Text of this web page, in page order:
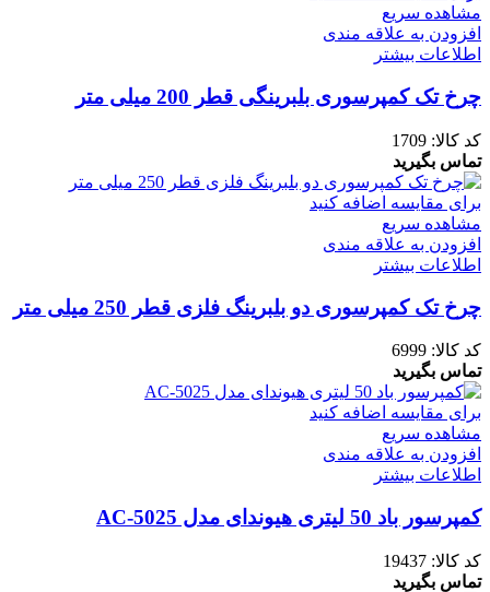
مشاهده سریع
افزودن به علاقه مندی
اطلاعات بیشتر
چرخ تک کمپرسوری بلبرینگی قطر 200 میلی متر
کد کالا: 1709
تماس بگیرید
برای مقایسه اضافه کنید
مشاهده سریع
افزودن به علاقه مندی
اطلاعات بیشتر
چرخ تک کمپرسوری دو بلبرینگ فلزی قطر 250 میلی متر
کد کالا: 6999
تماس بگیرید
برای مقایسه اضافه کنید
مشاهده سریع
افزودن به علاقه مندی
اطلاعات بیشتر
کمپرسور باد 50 لیتری هیوندای مدل AC-5025
کد کالا: 19437
تماس بگیرید